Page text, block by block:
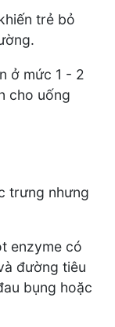
trẻ bỏ
ở mức 1 - 2
cho uống
trưng nhưng
enzyme có
đường tiêu
bụng hoặc